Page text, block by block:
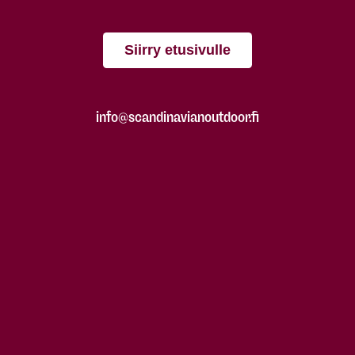
Siirry etusivulle
info@scandinavianoutdoor.fi